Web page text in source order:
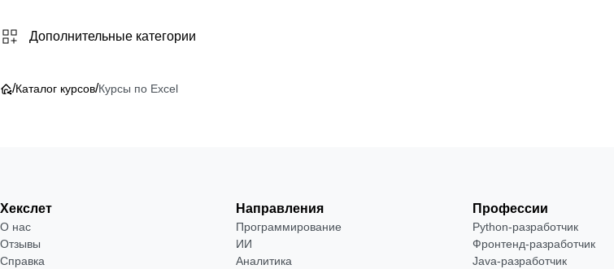
Дополнительные категории
/Каталог курсов/Курсы по Excel
Хекслет
О нас
Отзывы
Справка
Направления
Программирование
ИИ
Аналитика
Профессии
Python-разработчик
Фронтенд-разработчик
Java-разработчик